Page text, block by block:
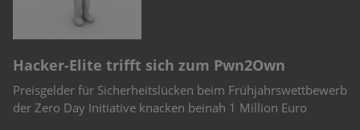
Hacker-Elite trifft sich zum Pwn2Own
Preisgelder für Sicherheitslücken beim Frühjahrswettbewerb
der Zero Day Initiative knacken beinah 1 Million Euro